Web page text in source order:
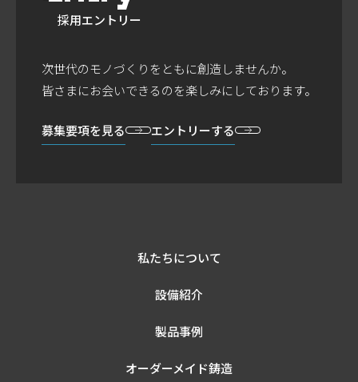
採用エントリー
次世代のモノづくりをともに創造しませんか。
皆さまにお会いできるのを楽しみにしております。
募集要項を見る エントリーする
私たちについて
設備紹介
製品事例
オーダーメイド鋳造